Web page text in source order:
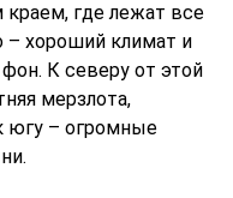
где лежат все
– хороший климат и
К северу от этой
мерзлота,
югу – огромные